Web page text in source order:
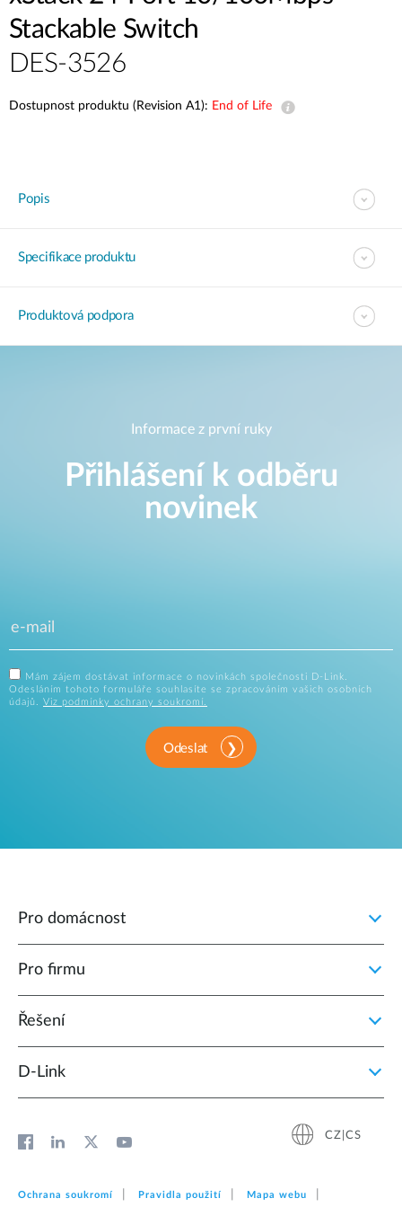
Stackable Switch
DES-3526
Dostupnost produktu (Revision A1): End of Life
Popis
Specifikace produktu
Produktová podpora
Informace z první ruky
Přihlášení k odběru
novinek
Mám zájem dostávat informace o novinkách společnosti D-Link.
Odesláním tohoto formuláře souhlasíte se zpracováním vašich osobních
údajů. Viz podmínky ochrany soukromí.
Odeslat
Pro domácnost
Pro firmu
Řešení
D‑Link
CZ|CS
Ochrana soukromí Pravidla použití Mapa webu